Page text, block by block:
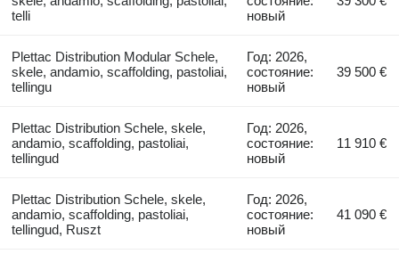
telli
новый
Plettac Distribution Modular Schele,
skele, andamio, scaffolding, pastoliai,
tellingu
Год: 2026,
состояние:
новый
39 500 €
Plettac Distribution Schele, skele,
andamio, scaffolding, pastoliai,
tellingud
Год: 2026,
состояние:
новый
11 910 €
Plettac Distribution Schele, skele,
andamio, scaffolding, pastoliai,
tellingud, Ruszt
Год: 2026,
состояние:
новый
41 090 €